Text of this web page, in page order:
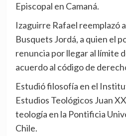
Episcopal en Camaná.
Izaguirre Rafael reemplazó
Busquets Jordá, a quien el
renuncia por llegar al límite
acuerdo al código de
Estudió filosofía en el
Estudios Teológicos Juan
teología en la Pontificia
Chile.